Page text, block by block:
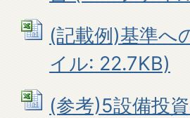
(記載例)基準へ
イル: 22.7KB)
(参考)5設備投